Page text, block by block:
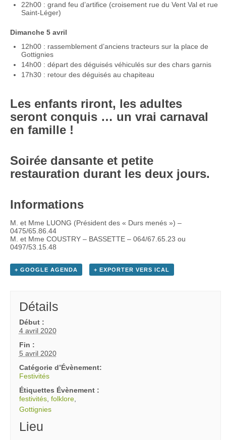
22h00 : grand feu d’artifice (croisement rue du Vent Val et rue
Saint-Léger)
Dimanche 5 avril
12h00 : rassemblement d’anciens tracteurs sur la place de
Gottignies
14h00 : départ des déguisés véhiculés sur des chars garnis
17h30 : retour des déguisés au chapiteau
Les enfants riront, les adultes
seront conquis … un vrai carnaval
en famille !
Soirée dansante et petite
restauration durant les deux jours.
Informations
M. et Mme LUONG (Président des « Durs menés ») –
0475/65.86.44
M. et Mme COUSTRY – BASSETTE – 064/67.65.23 ou
0497/53.15.48
+ GOOGLE AGENDA + EXPORTER VERS ICAL
Détails
Début :
4 avril 2020
Fin :
5 avril 2020
Catégorie d’Évènement:
Festivités
Étiquettes Évènement :
festivités, folklore,
Gottignies
Lieu